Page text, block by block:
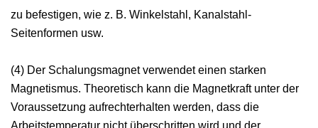
zu befestigen, wie z. B. Winkelstahl, Kanalstahl-
Seitenformen usw.
(4) Der Schalungsmagnet verwendet einen starken
Magnetismus. Theoretisch kann die Magnetkraft unter der
Voraussetzung aufrechterhalten werden, dass die
Arbeitstemperatur nicht überschritten wird und der